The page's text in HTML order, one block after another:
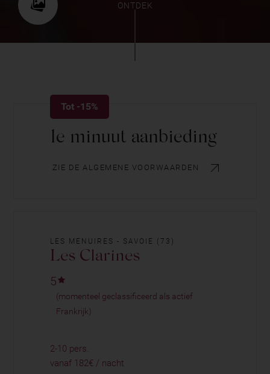
ONTDEK
Tot -15%
1e minuut aanbieding
ZIE DE ALGEMENE VOORWAARDEN
LES MENUIRES - SAVOIE (73)
Les Clarines
5
(momenteel geclassificeerd als actief
Frankrijk)
2-10 pers.
vanaf 182€ / nacht